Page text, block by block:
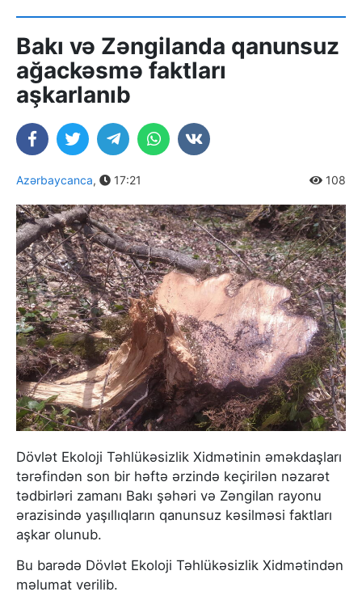
Bakı və Zəngilanda qanunsuz
ağackəsmə faktları
aşkarlanıb
Azərbaycanca, 17:21 108
Dövlət Ekoloji Təhlükəsizlik Xidmətinin əməkdaşları
tərəfindən son bir həftə ərzində keçirilən nəzarət
tədbirləri zamanı Bakı şəhəri və Zəngilan rayonu
ərazisində yaşıllıqların qanunsuz kəsilməsi faktları
aşkar olunub.
Bu barədə Dövlət Ekoloji Təhlükəsizlik Xidmətindən
məlumat verilib.